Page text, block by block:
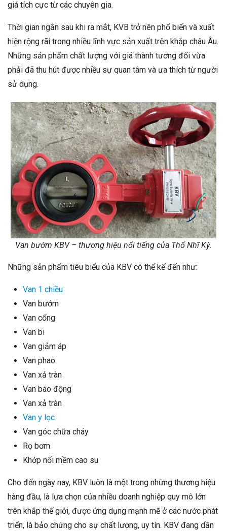
giá tích cực từ các chuyên gia.
Thời gian ngắn sau khi ra mắt, KVB trở nên phổ biến và xuất
hiện rộng rãi trong nhiều lĩnh vực sản xuất trên khắp châu Âu.
Những sản phẩm chất lượng với giá thành tương đối vừa
phải đã thu hút được nhiều sự quan tâm và ưa thích từ người
sử dụng.
Van bướm KBV – thương hiệu nổi tiếng của Thổ Nhĩ Kỳ.
Những sản phẩm tiêu biểu của KBV có thể kế đến như:
Van 1 chiều
Van bướm
Van cổng
Van bi
Van giảm áp
Van phao
Van xả tràn
Van báo động
Van xả tràn
Van y lọc
Van góc chữa cháy
Rọ bơm
Khớp nối mềm cao su
Cho đến ngày nay, KBV luôn là một trong những thương hiệu
hàng đầu, là lựa chọn của nhiều doanh nghiệp quy mô lớn
trên khắp thế giới, được ứng dụng mạnh mẽ ở các nước phát
triển, là bảo chứng cho sự chất lượng, uy tín. KBV đang dần